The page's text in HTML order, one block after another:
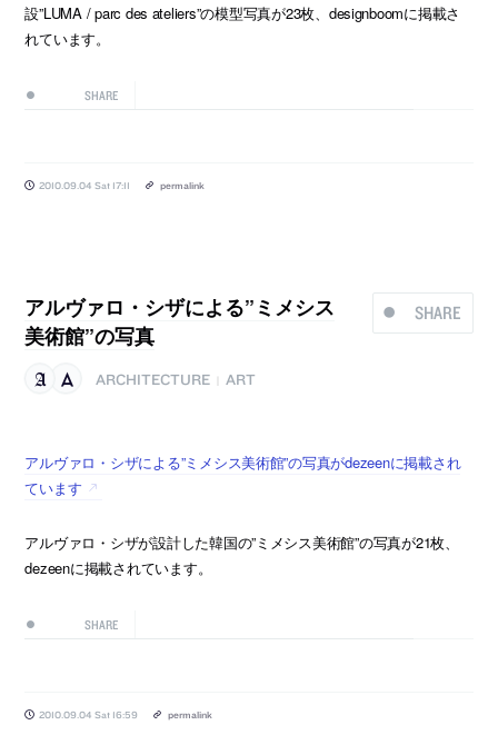
設”LUMA / parc des ateliers”の模型写真が23枚、designboomに掲載さ
れています。
SHARE
2010.09.04 Sat 17:11 permalink
SHARE
アルヴァロ・シザによる”ミメシス
美術館”の写真
ARCHITECTURE ART
アルヴァロ・シザによる”ミメシス美術館”の写真がdezeenに掲載され
ています
アルヴァロ・シザが設計した韓国の”ミメシス美術館”の写真が21枚、
dezeenに掲載されています。
SHARE
2010.09.04 Sat 16:59 permalink